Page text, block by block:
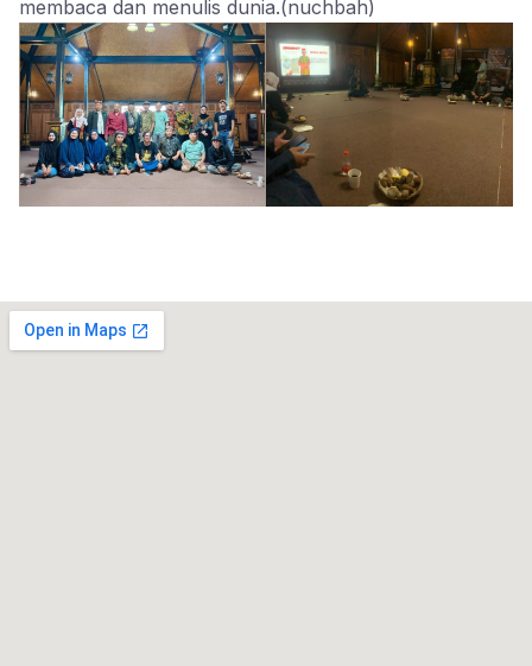
membaca dan menulis dunia.(nuchbah)